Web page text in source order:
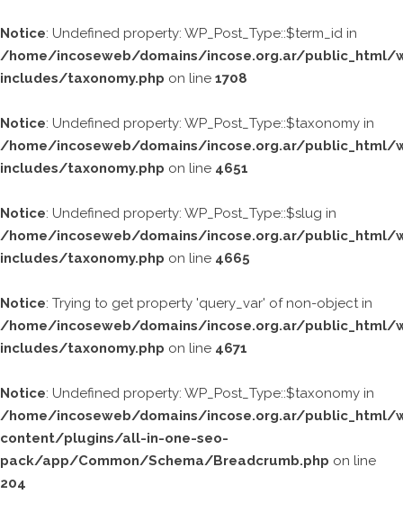
Notice: Undefined property: WP_Post_Type::$term_id in
/home/incoseweb/domains/incose.org.ar/public_html/
includes/taxonomy.php on line 1708
Notice: Undefined property: WP_Post_Type::$taxonomy in
/home/incoseweb/domains/incose.org.ar/public_html/
includes/taxonomy.php on line 4651
Notice: Undefined property: WP_Post_Type::$slug in
/home/incoseweb/domains/incose.org.ar/public_html/
includes/taxonomy.php on line 4665
Notice: Trying to get property 'query_var' of non-object in
/home/incoseweb/domains/incose.org.ar/public_html/
includes/taxonomy.php on line 4671
Notice: Undefined property: WP_Post_Type::$taxonomy in
/home/incoseweb/domains/incose.org.ar/public_html/
content/plugins/all-in-one-seo-
pack/app/Common/Schema/Breadcrumb.php on line
204
al
contenido